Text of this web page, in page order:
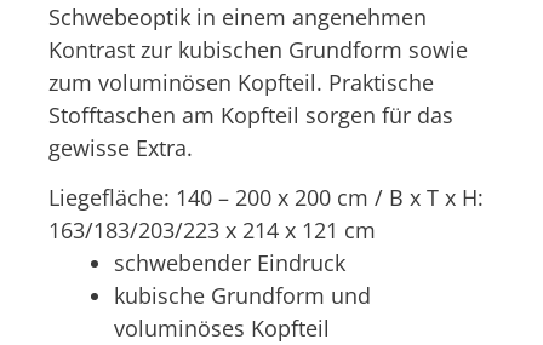
Schwebeoptik in einem angenehmen
Kontrast zur kubischen Grundform sowie
zum voluminösen Kopfteil. Praktische
Stofftaschen am Kopfteil sorgen für das
gewisse Extra.
Liegefläche: 140 – 200 x 200 cm / B x T x H:
163/183/203/223 x 214 x 121 cm
schwebender Eindruck
kubische Grundform und
voluminöses Kopfteil